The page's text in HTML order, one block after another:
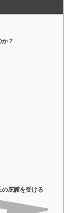
？
庇護を受ける